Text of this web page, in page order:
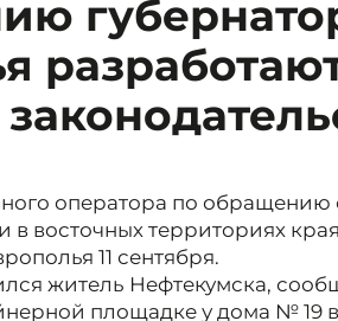
оператора по обращению
восточных территориях
11 сентября.
житель Нефтекумска,
площадке у дома № 19